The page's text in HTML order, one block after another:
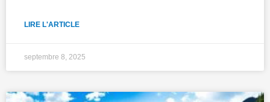
LIRE L'ARTICLE
septembre 8, 2025